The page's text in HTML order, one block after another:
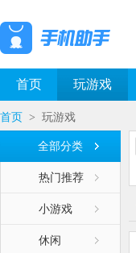
首页 玩游戏
首页 > 玩游戏
全部分类
热门推荐
小游戏
休闲